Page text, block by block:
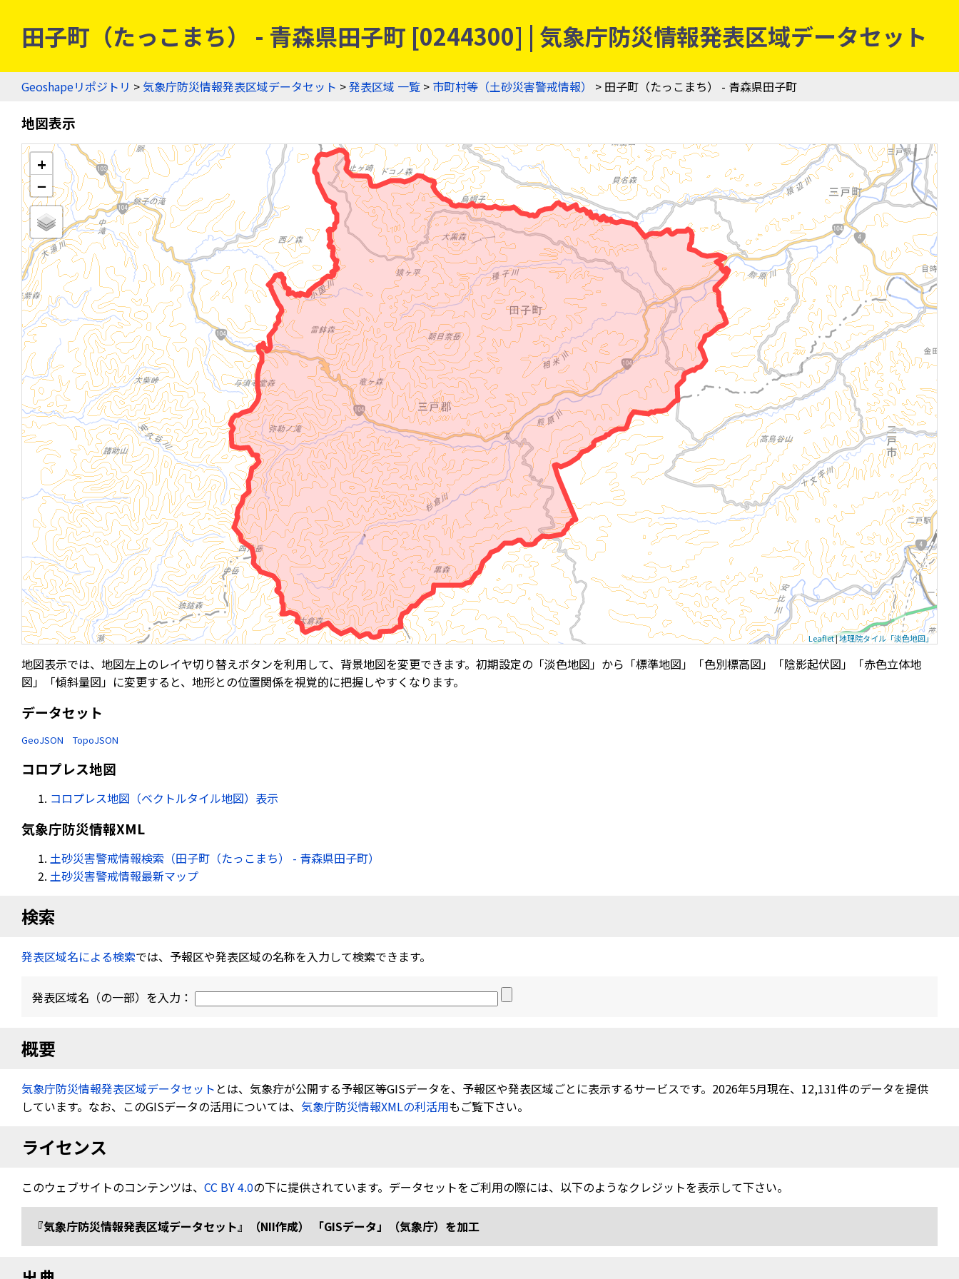
田子町（たっこまち） - 青森県田子町 [0244300] | 気象庁防災情報発表区域データセット
Geoshapeリポジトリ >気象庁防災情報発表区域データセット >発表区域 一覧 > 市町村等（土砂災害警戒情報） > 田子町（たっこまち） - 青森県田子町
地図表示
+
−
Leaflet|地理院タイル「淡色地図」
地図表示では、地図左上のレイヤ切り替えボタンを利用して、背景地図を変更できます。初期設定の「淡色地図」から「標準地図」「色別標高図」「陰影起伏図」「赤色立体地
図」「傾斜量図」に変更すると、地形との位置関係を視覚的に把握しやすくなります。
データセット
GeoJSON TopoJSON
コロプレス地図
コロプレス地図（ベクトルタイル地図）表示
気象庁防災情報XML
土砂災害警戒情報検索（田子町（たっこまち） - 青森県田子町）
土砂災害警戒情報最新マップ
検索
発表区域名による検索では、予報区や発表区域の名称を入力して検索できます。
発表区域名（の一部）を入力：
概要
気象庁防災情報発表区域データセット とは、気象疔が公開する予報区等GISデータを、予報区や発表区域ごとに表示するサービスです。2026年5月現在、12,131件のデータを提供
しています。なお、このGISデータの活用については、 気象庁防災情報XMLの利活用もご覧下さい。
ライセンス
このウェブサイトのコンテンツは、 CC BY 4.0の下に提供されています。データセットをご利用の際には、以下のようなクレジットを表示して下さい。
『気象庁防災情報発表区域データセット』（NII作成） 「GISデータ」（気象庁）を加工